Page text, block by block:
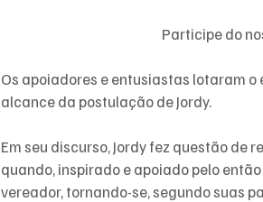
Participe do
Os apoiadores e entusiastas lotaram
alcance da postulação de Jordy.
Em seu discurso, Jordy fez questão de
quando, inspirado e apoiado pelo
vereador, tornando-se, segundo suas